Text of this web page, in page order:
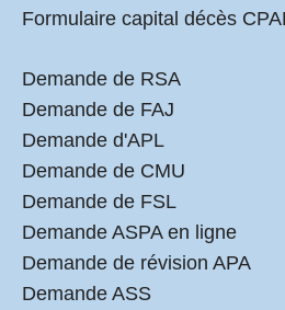
Formulaire capital décès
Demande de RSA
Demande de FAJ
Demande d'APL
Demande de CMU
Demande de FSL
Demande ASPA en ligne
Demande de révision APA
Demande ASS